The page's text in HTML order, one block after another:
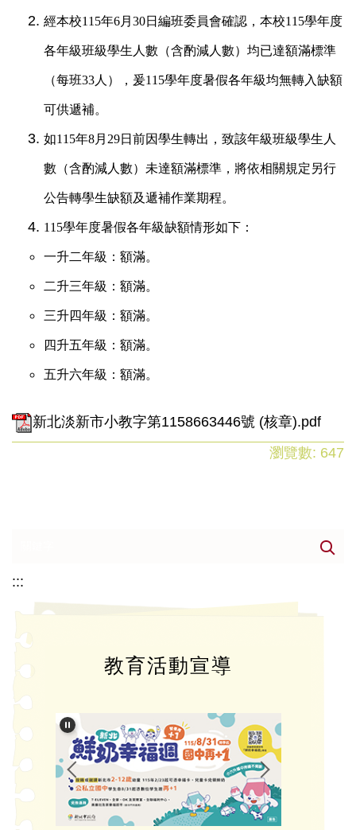
經本校115年6月30日編班委員會確認，本校115學年度
各年級班級學生人數（含酌減人數）均已達額滿標準
（每班33人），爰115學年度暑假各年級均無轉入缺額
可供遞補。
如115年8月29日前因學生轉出，致該年級班級學生人
數（含酌減人數）未達額滿標準，將依相關規定另行
公告轉學生缺額及遞補作業期程。
115學年度暑假各年級缺額情形如下：
一升二年級：額滿。
二升三年級：額滿。
三升四年級：額滿。
四升五年級：額滿。
五升六年級：額滿。
新北淡新市小教字第1158663446號 (核章).pdf
瀏覽數: 647
:::
教育活動宣導